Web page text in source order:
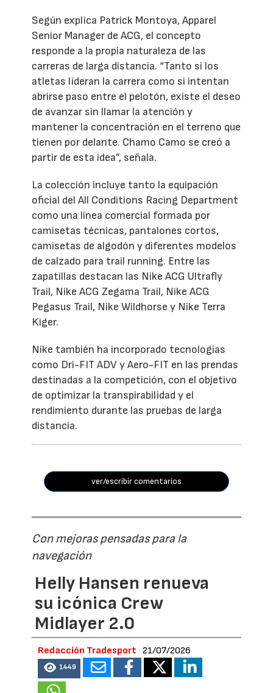
Según explica Patrick Montoya, Apparel
Senior Manager de ACG, el concepto
responde a la propia naturaleza de las
carreras de larga distancia. “Tanto si los
atletas lideran la carrera como si intentan
abrirse paso entre el pelotón, existe el deseo
de avanzar sin llamar la atención y
mantener la concentración en el terreno que
tienen por delante. Chamo Camo se creó a
partir de esta idea”, señala.
La colección incluye tanto la equipación
oficial del All Conditions Racing Department
como una línea comercial formada por
camisetas técnicas, pantalones cortos,
camisetas de algodón y diferentes modelos
de calzado para trail running. Entre las
zapatillas destacan las Nike ACG Ultrafly
Trail, Nike ACG Zegama Trail, Nike ACG
Pegasus Trail, Nike Wildhorse y Nike Terra
Kiger.
Nike también ha incorporado tecnologías
como Dri-FIT ADV y Aero-FIT en las prendas
destinadas a la competición, con el objetivo
de optimizar la transpirabilidad y el
rendimiento durante las pruebas de larga
distancia.
ver/escribir comentarios
Con mejoras pensadas para la
navegación
Helly Hansen renueva
su icónica Crew
Midlayer 2.0
Redacción Tradesport 21/07/2026
1449